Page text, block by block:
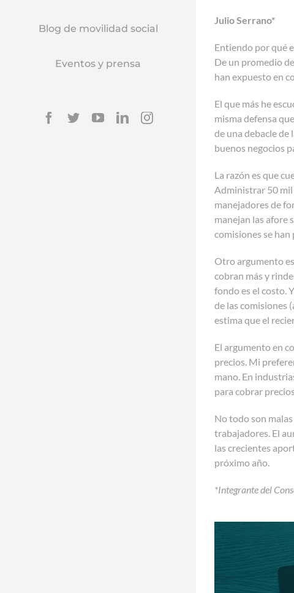
Blog de movilidad social
Eventos y prensa
Facebook
TwitterYouTubeLinkedinInstagram
Julio Serrano*
Entiendo por qué
De un promedio
han expuesto en
El que más he
misma defensa
de una debacle de
buenos negocios
La razón es que
Administrar 50 mil
manejadores de
manejan las afore
comisiones se
Otro argumento
cobran más y
fondo es el costo.
de las comisiones
estima que el
El argumento en
precios. Mi
mano. En
para cobrar
No todo son
trabajadores. El
las crecientes
próximo año.
*Integrante del